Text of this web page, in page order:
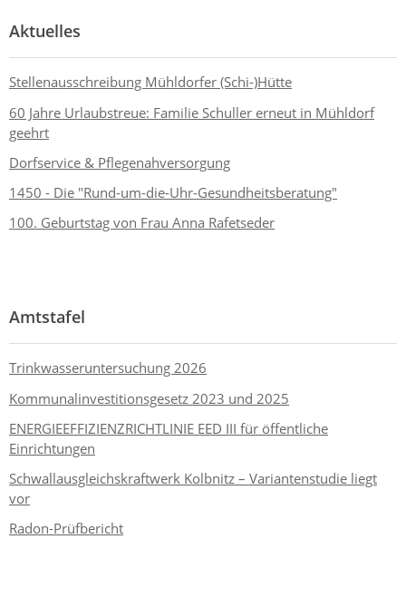
Aktuelles
Stellenausschreibung Mühldorfer (Schi-)Hütte
60 Jahre Urlaubstreue: Familie Schuller erneut in Mühldorf
geehrt
Dorfservice & Pflegenahversorgung
1450 - Die "Rund-um-die-Uhr-Gesundheitsberatung"
100. Geburtstag von Frau Anna Rafetseder
Amtstafel
Trinkwasseruntersuchung 2026
Kommunalinvestitionsgesetz 2023 und 2025
ENERGIEEFFIZIENZRICHTLINIE EED III für öffentliche
Einrichtungen
Schwallausgleichskraftwerk Kolbnitz – Variantenstudie liegt
vor
Radon-Prüfbericht